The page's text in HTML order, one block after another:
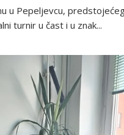
u Pepeljevcu,
turnir u čast i u znak...